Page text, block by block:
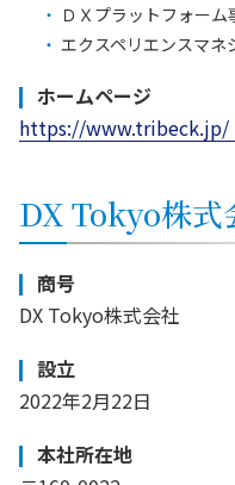
ＤＸプラットフォーム
エクスペリエンスマネ
ホームページ
https://www.tribeck.jp/
DX Tokyo株式
商号
DX Tokyo株式会社
設立
2022年2月22日
本社所在地